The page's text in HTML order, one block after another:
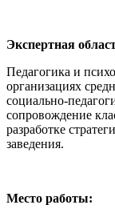
Экспертная
Педагогика и
организациях
социально-
сопровождение
разработке
заведения.
Место работы: